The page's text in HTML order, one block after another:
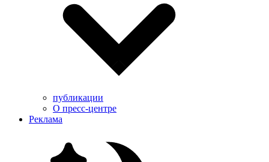
публикации
О пресс-центре
Реклама